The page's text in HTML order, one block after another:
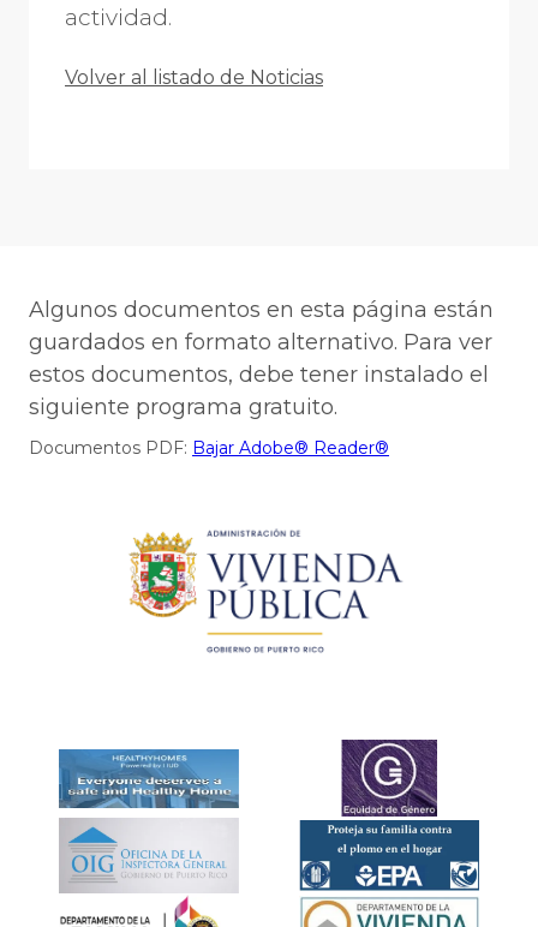
actividad.
Volver al listado de Noticias
Algunos documentos en esta página están
guardados en formato alternativo. Para ver
estos documentos, debe tener instalado el
siguiente programa gratuito.
Documentos PDF: Bajar Adobe® Reader®